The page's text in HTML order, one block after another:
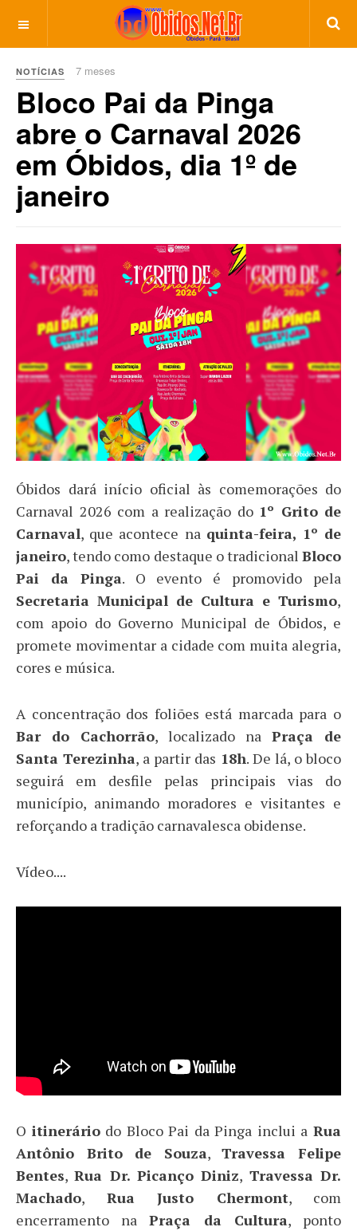
NOTÍCIAS 7 meses
Bloco Pai da Pinga
abre o Carnaval 2026
em Óbidos, dia 1º de
janeiro
Óbidos dará início oficial às comemorações do
Carnaval 2026 com a realização do 1º Grito de
Carnaval, que acontece na quinta-feira, 1º de
janeiro, tendo como destaque o tradicional Bloco
Pai da Pinga. O evento é promovido pela
Secretaria Municipal de Cultura e Turismo,
com apoio do Governo Municipal de Óbidos, e
promete movimentar a cidade com muita alegria,
cores e música.
A concentração dos foliões está marcada para o
Bar do Cachorrão, localizado na Praça de
Santa Terezinha, a partir das 18h. De lá, o bloco
seguirá em desfile pelas principais vias do
município, animando moradores e visitantes e
reforçando a tradição carnavalesca obidense.
Vídeo....
O itineráriodo Bloco Pai da Pinga inclui aRua
Antônio Brito de Souza,Travessa Felipe
Bentes,Rua Dr. Picanço Diniz, Travessa Dr.
Machado, Rua Justo Chermont, com
encerramento naPraça da Cultura, ponto